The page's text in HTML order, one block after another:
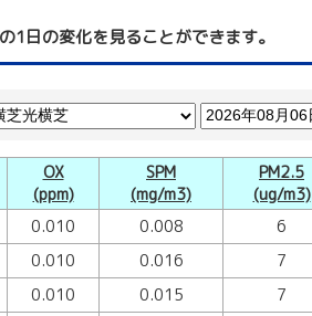
1日の変化を見ることができます。
OX
(ppm)
SPM
(mg/m3)
PM2.5
(ug/m3)
0.010 0.008 6
0.010 0.016 7
0.010 0.015 7